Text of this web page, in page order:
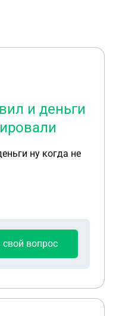
и деньги
ну когда не
вопрос